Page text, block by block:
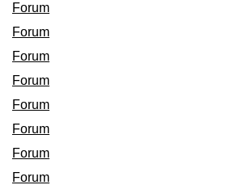
Forum
Forum
Forum
Forum
Forum
Forum
Forum
Forum